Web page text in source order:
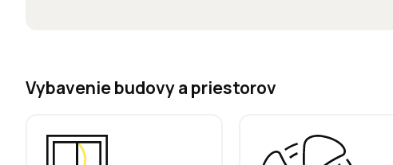
Vybavenie budovy a priestorov